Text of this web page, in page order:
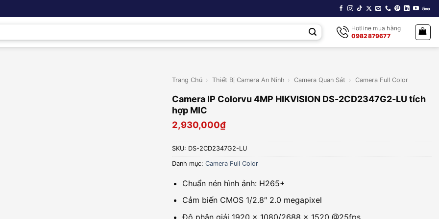
Hotline mua hàng
0982879677
Trang Chủ › Thiết Bị Camera An Ninh › Camera Quan Sát › Camera Full Color
Camera IP Colorvu 4MP HIKVISION DS-2CD2347G2-LU tích
hợp MIC
2,930,000₫
SKU: DS-2CD2347G2-LU
Danh mục: Camera Full Color
Chuẩn nén hình ảnh: H265+
Cảm biến CMOS 1/2.8″ 2.0 megapixel
Độ phân giải 1920 x 1080/2688 x 1520 @25fps